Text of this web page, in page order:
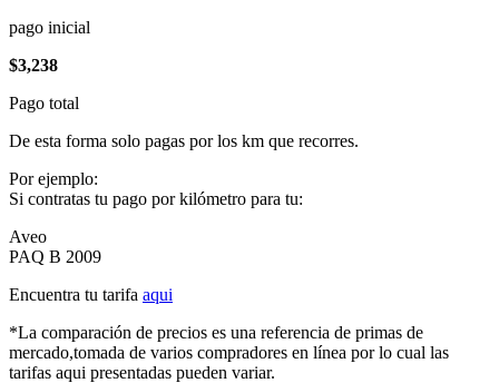
pago inicial
$3,238
Pago total
De esta forma solo pagas por los km que recorres.
Por ejemplo:
Si contratas tu pago por kilómetro para tu:
Aveo
PAQ B 2009
Encuentra tu tarifa aqui
*La comparación de precios es una referencia de primas de
mercado,tomada de varios compradores en línea por lo cual las
tarifas aqui presentadas pueden variar.